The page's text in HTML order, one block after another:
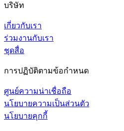
บริษัท
เกี่ยวกับเรา
ร่วมงานกับเรา
ชุดสื่อ
การปฏิบัติตามข้อกำหนด
ศูนย์ความน่าเชื่อถือ
นโยบายความเป็นส่วนตัว
นโยบายคุกกี้